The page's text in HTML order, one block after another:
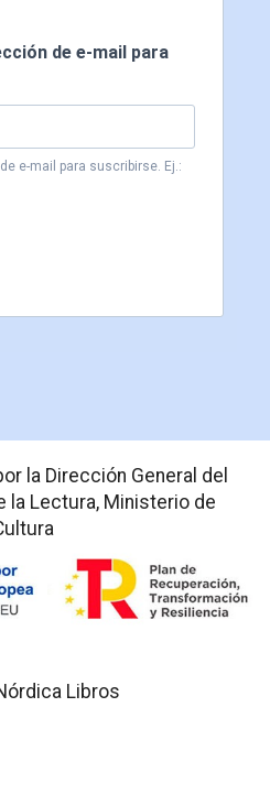
de e-mail para
e-mail para suscribirse. Ej.:
la Dirección General del
la Lectura, Ministerio de
Libros